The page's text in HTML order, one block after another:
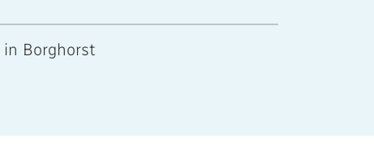
in Borghorst